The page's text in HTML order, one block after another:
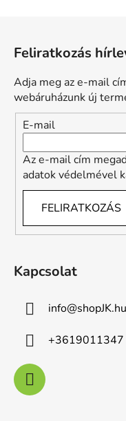
Feliratkozás
Adja meg az e-mail
webáruházunk új
E-mail
Az e-mail cím
adatok védelmével
FELIRATKOZÁS
Kapcsolat
info@shopJK.hu
+3619011347